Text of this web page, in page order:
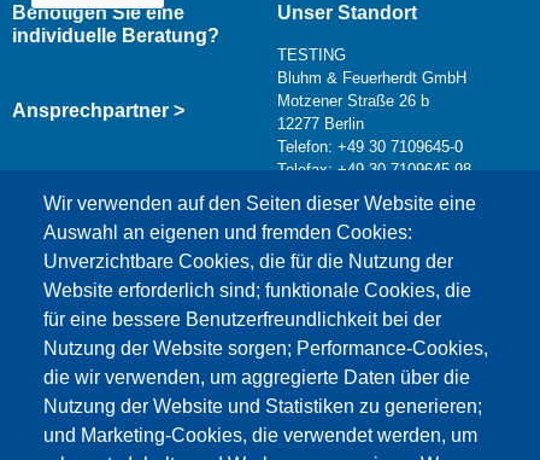
Wir verwenden auf den Seiten dieser Website eine
Auswahl an eigenen und fremden Cookies:
Unverzichtbare Cookies, die für die Nutzung der
Website erforderlich sind; funktionale Cookies, die
für eine bessere Benutzerfreundlichkeit bei der
Nutzung der Website sorgen; Performance-Cookies,
die wir verwenden, um aggregierte Daten über die
Nutzung der Website und Statistiken zu generieren;
und Marketing-Cookies, die verwendet werden, um
Benötigen Sie eine
individuelle Beratung?
Ansprechpartner >
Unser Standort
TESTING
Bluhm & Feuerherdt GmbH
Motzener Straße 26 b
12277 Berlin
Telefon: +49 30 7109645-0
Telefax: +49 30 7109645-98
info@testing.de
Dieser Inhalt ist blockiert, da die Google Maps
Cookies nicht akzeptiert wurden.